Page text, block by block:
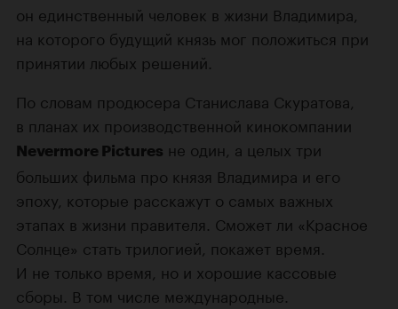
он единственный человек в жизни Владимира,
на которого будущий князь мог положиться при
принятии любых решений.
По словам продюсера Станислава Скуратова,
в планах их производственной кинокомпании
Nevermore Pictures не один, а целых три
больших фильма про князя Владимира и его
эпоху, которые расскажут о самых важных
этапах в жизни правителя. Сможет ли «Красное
Солнце» стать трилогией, покажет время.
И не только время, но и хорошие кассовые
сборы. В том числе международные.